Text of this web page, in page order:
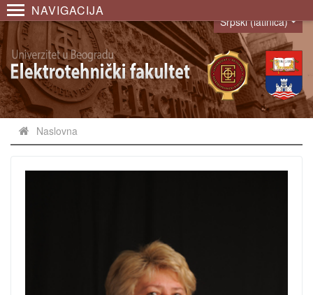
NAVIGACIJA
Language
Srpski (latinica)
Naslovna